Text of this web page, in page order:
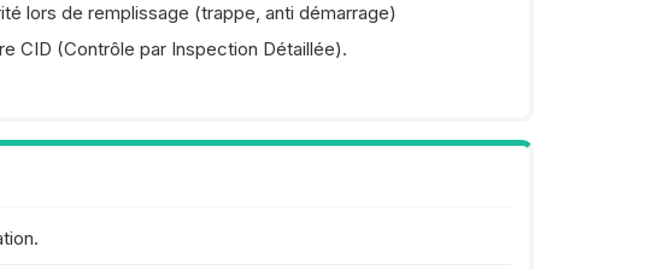
lors de remplissage (trappe, anti démarrage)
CID (Contrôle par Inspection Détaillée).